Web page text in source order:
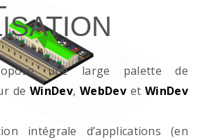
une large palette de
deWinDev,WebDevet WinDev
d’applications (en